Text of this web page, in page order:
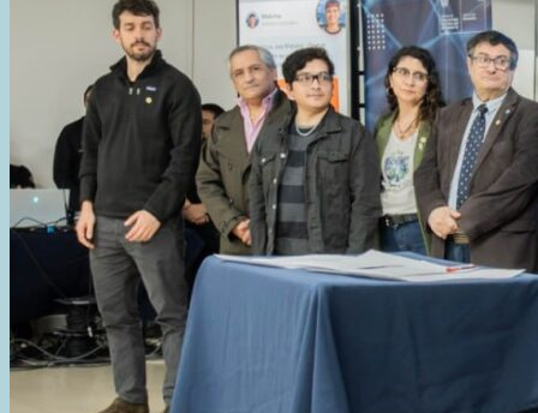
USINA
DE
USHUAIA